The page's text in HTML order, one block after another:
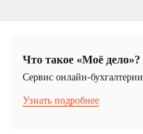
Что такое «Моё дело»?
Cервис онлайн-
Узнать подробнее